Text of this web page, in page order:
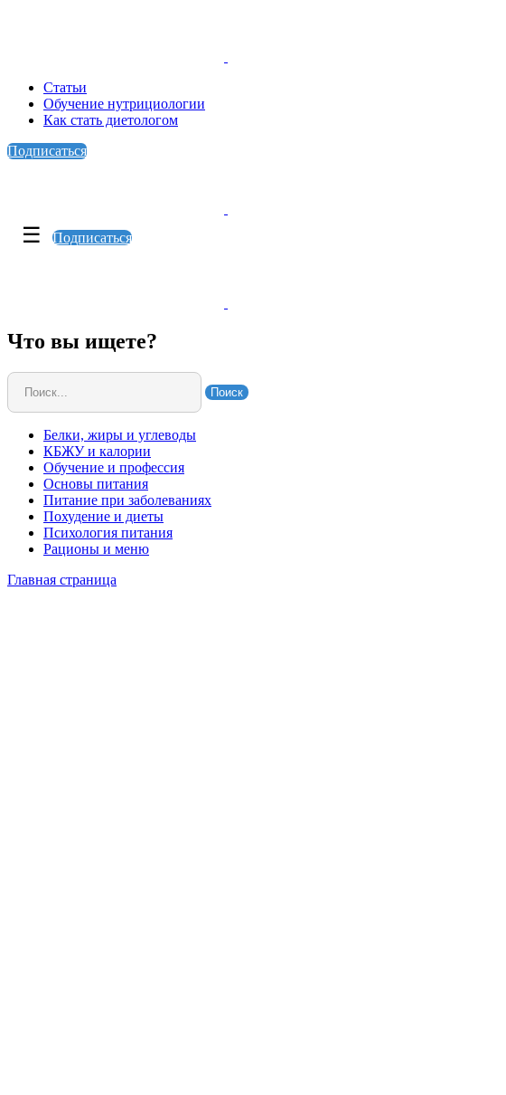
Статьи
Обучение нутрициологии
Как стать диетологом
Подписаться
☰ Подписаться
Что вы ищете?
Поиск
Белки, жиры и углеводы
КБЖУ и калории
Обучение и профессия
Основы питания
Питание при заболеваниях
Похудение и диеты
Психология питания
Рационы и меню
Главная страница